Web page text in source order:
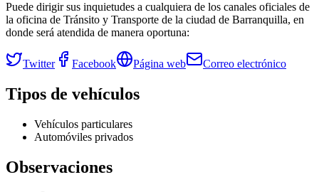
Puede dirigir sus inquietudes a cualquiera de los canales oficiales de
la oficina de Tránsito y Transporte de la ciudad de Barranquilla, en
donde será atendida de manera oportuna:
Twitter Facebook Página web Correo electrónico
Tipos de vehículos
Vehículos particulares
Automóviles privados
Observaciones